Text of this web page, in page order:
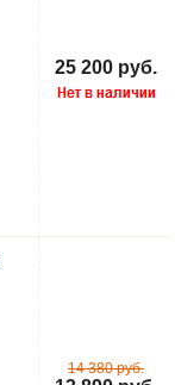
25 200 руб.
14 380 руб.